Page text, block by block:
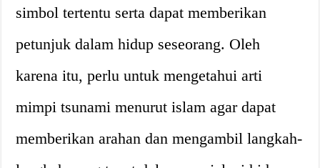
simbol tertentu serta dapat memberikan
petunjuk dalam hidup seseorang. Oleh
karena itu, perlu untuk mengetahui arti
mimpi tsunami menurut islam agar dapat
memberikan arahan dan mengambil langkah-